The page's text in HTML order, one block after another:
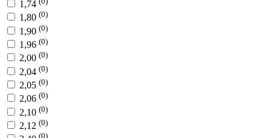
1,74
1,80 (0)
1,90 (0)
1,96 (0)
2,00 (0)
2,04 (0)
2,05 (0)
2,06 (0)
2,10 (0)
2,12 (0)
(0)